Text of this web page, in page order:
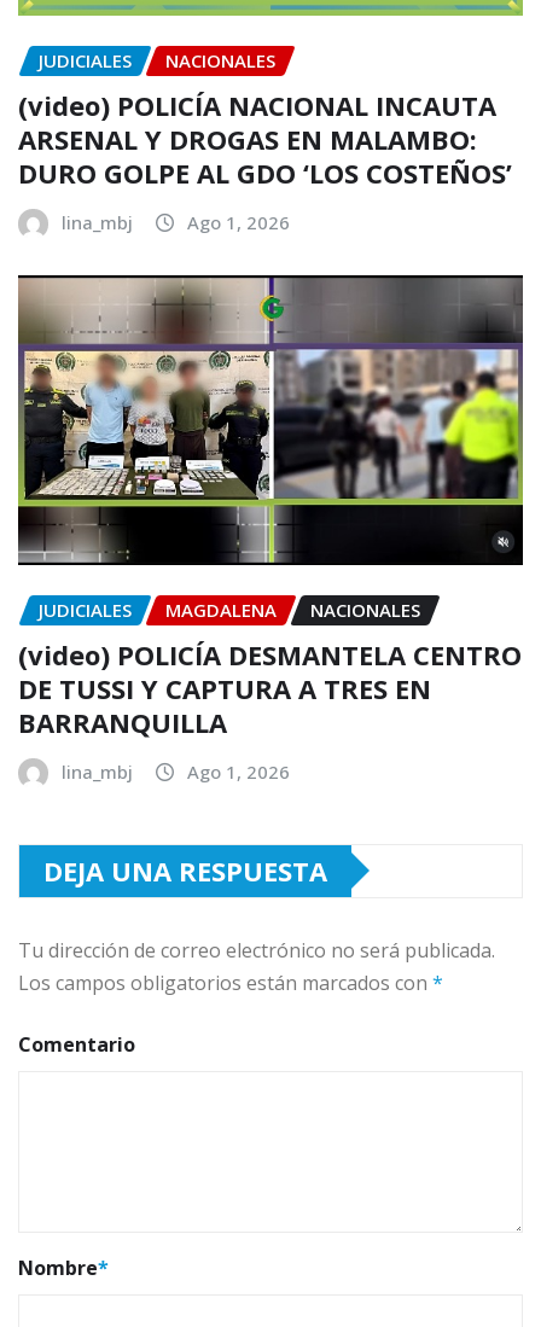
JUDICIALES NACIONALES
(video) POLICÍA NACIONAL INCAUTA
ARSENAL Y DROGAS EN MALAMBO:
DURO GOLPE AL GDO ‘LOS COSTEÑOS’
lina_mbj Ago 1, 2026
JUDICIALES MAGDALENA NACIONALES
(video) POLICÍA DESMANTELA CENTRO
DE TUSSI Y CAPTURA A TRES EN
BARRANQUILLA
lina_mbj Ago 1, 2026
DEJA UNA RESPUESTA
Tu dirección de correo electrónico no será publicada.
Los campos obligatorios están marcados con *
Comentario
Nombre*